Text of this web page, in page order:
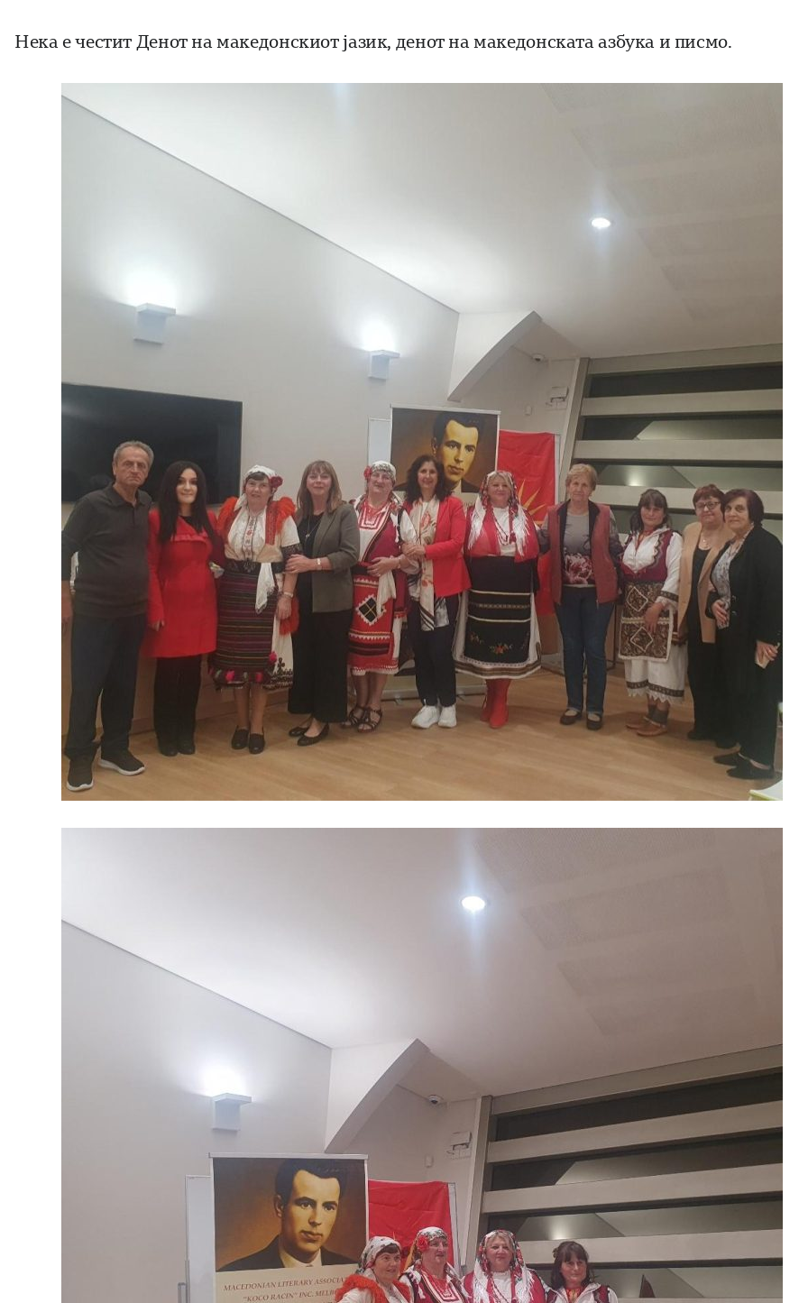
Нека е честит Денот на македонскиот јазик, денот на македонската азбука и писмо.